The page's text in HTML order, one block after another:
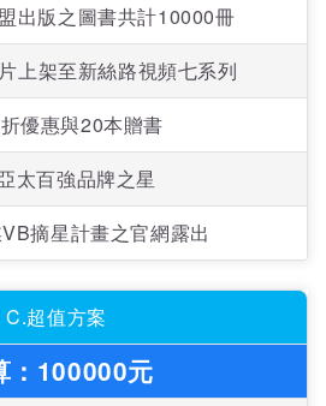
出版之圖書共計10000冊
上架至新絲路視頻七系列
優惠與20本贈書
太百強品牌之星
摘星計畫之官網露出
C.超值方案
：100000元